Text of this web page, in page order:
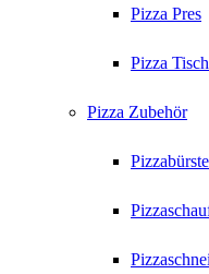
Pizza Pres
Pizza
Pizza Zubehör